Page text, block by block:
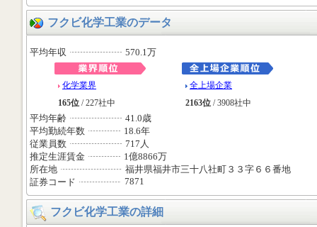
フクビ化学工業のデータ
平均年収 570.1万
化学業界
165位 / 227社中
全上場企業
2163位 / 3908社中
平均年齢
41.0歳
平均勤続年数
18.6年
従業員数
717人
推定生涯賃金
1億8866万
所在地
福井県福井市三十八社町３３字６６番地
証券コード
7871
フクビ化学工業の詳細